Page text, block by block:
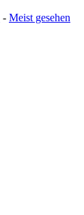
- Meist gesehen